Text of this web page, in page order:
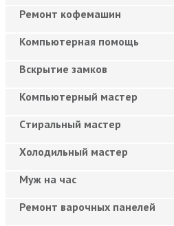
Ремонт кофемашин
Компьютерная помощь
Вскрытие замков
Компьютерный мастер
Cтиральный мастер
Холодильный мастер
Муж на час
Ремонт варочных панелей